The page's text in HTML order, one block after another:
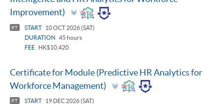
Improvement)
Toggle
panel
PT START
10 OCT 2026 (SAT)
DURATION
45 hours
FEE
HK$10,420
Certificate for Module (Predictive HR Analytics for
Workforce Management)
Toggle
panel
PT START
19 DEC 2026 (SAT)